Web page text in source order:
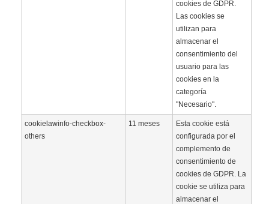
cookies de GDPR.
Las cookies se
utilizan para
almacenar el
consentimiento del
usuario para las
cookies en la
categoría
"Necesario".
cookielawinfo-checkbox-
others
11 meses
Esta cookie está
configurada por el
complemento de
consentimiento de
cookies de GDPR. La
cookie se utiliza para
almacenar el